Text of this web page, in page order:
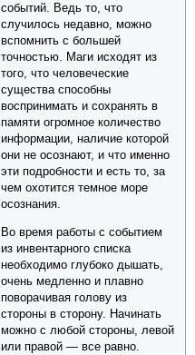
событий. Ведь то, что
случилось недавно, можно
вспомнить с большей
точностью. Маги исходят из
того, что человеческие
существа способны
воспринимать и сохранять в
памяти огромное количество
информации, наличие которой
они не осознают, и что именно
эти подробности и есть то, за
чем охотится темное море
осознания.
Во время работы с событием
из инвентарного списка
необходимо глубоко дышать,
очень медленно и плавно
поворачивая голову из
стороны в сторону. Начинать
можно с любой стороны, левой
или правой — все равно.